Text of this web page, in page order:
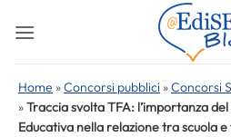
Home »Concorsi pubblici »Concorsi
»Traccia svolta TFA: l’importanza
Educativa nella relazione tra scuola